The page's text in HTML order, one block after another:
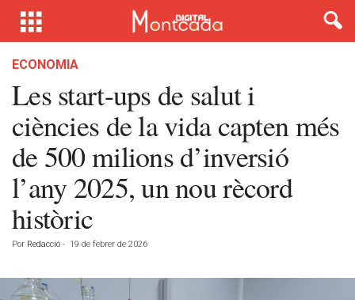
ECONOMIA
Les start-ups de salut i
ciències de la vida capten més
de 500 milions d’inversió
l’any 2025, un nou rècord
històric
Por Redacció - 19 de febrer de 2026